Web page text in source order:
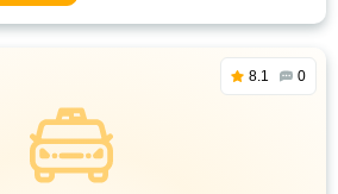
8.1 0